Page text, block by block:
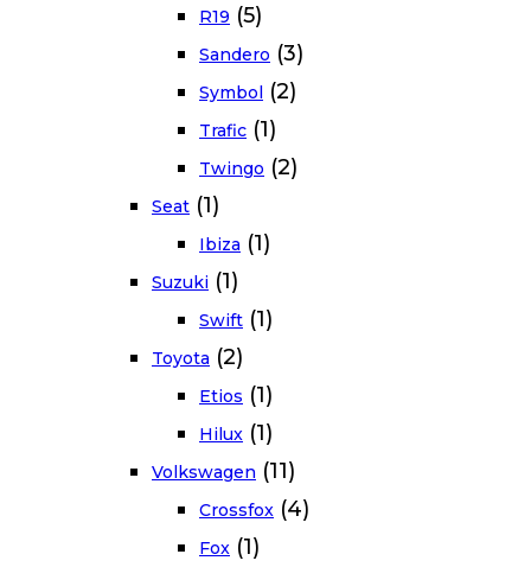
R19 (5)
Sandero (3)
Symbol (2)
Trafic (1)
Twingo (2)
Seat (1)
Ibiza (1)
Suzuki (1)
Swift (1)
Toyota (2)
Etios (1)
Hilux (1)
Volkswagen (11)
Crossfox (4)
Fox (1)